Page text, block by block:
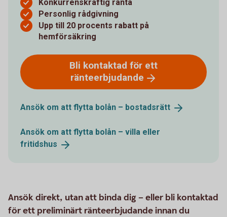
Konkurrenskraftig ränta
Personlig rådgivning
Upp till 20 procents rabatt på
hemförsäkring
Bli kontaktad för ett
ränteerbjudande
Ansök om att flytta bolån – bostadsrätt
Ansök om att flytta bolån – villa eller
fritidshus
Ansök direkt, utan att binda dig – eller bli kontaktad
för ett preliminärt ränteerbjudande innan du